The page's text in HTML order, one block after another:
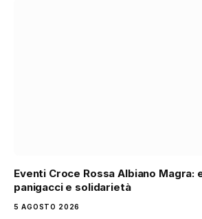
Eventi Croce Rossa Albiano
panigacci e solidarietà
5 AGOSTO 2026